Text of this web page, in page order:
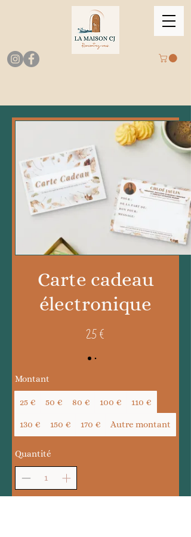
Carte cadeau
électronique
25 €
Montant
25 € 50 € 80 € 100 € 110 €
130 € 150 € 170 € Autre montant
Quantité